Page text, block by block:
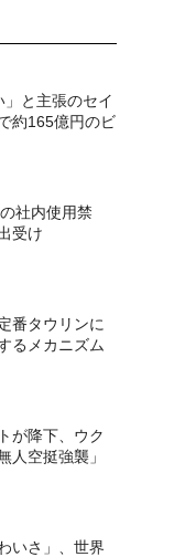
」と主張のセイ
約165億円のビ
社内使用禁
受け
番タウリンに
るメカニズム
が降下、ウク
人空挺強襲」
いさ」、世界